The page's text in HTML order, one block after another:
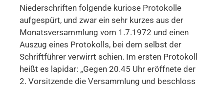
Niederschriften folgende kuriose Protokolle
aufgespürt, und zwar ein sehr kurzes aus der
Monatsversammlung vom 1.7.1972 und einen
Auszug eines Protokolls, bei dem selbst der
Schriftführer verwirrt schien. Im ersten Protokoll
heißt es lapidar: „Gegen 20.45 Uhr eröffnete der
2. Vorsitzende die Versammlung und beschloss